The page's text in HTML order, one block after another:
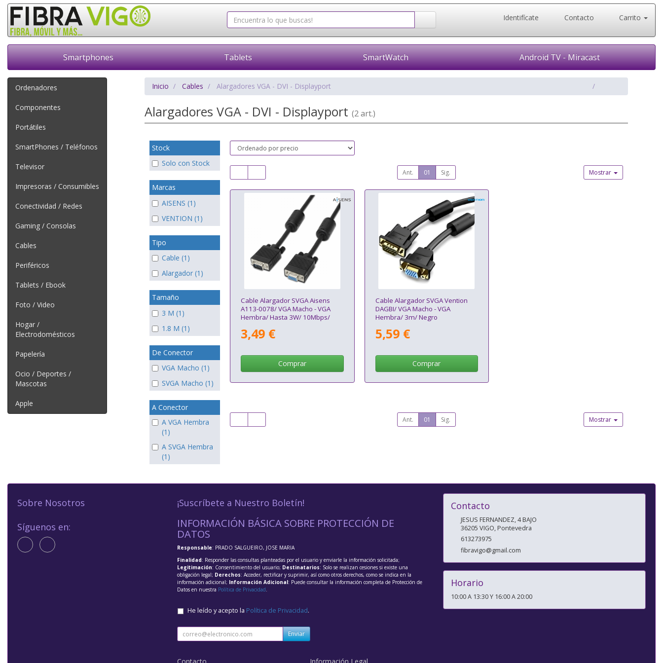
Identifícate Contacto Carrito
Smartphones Tablets SmartWatch Android TV - Miracast
Ordenadores
Componentes
Portátiles
SmartPhones / Teléfonos
Televisor
Impresoras / Consumibles
Conectividad / Redes
Gaming / Consolas
Cables
Periféricos
Tablets / Ebook
Foto / Video
Hogar /
Electrodomésticos
Papelería
Ocio / Deportes /
Mascotas
Apple
Inicio Cables Alargadores VGA - DVI - Displayport
Alargadores VGA - DVI - Displayport (2 art.)
Stock
Solo con Stock
Marcas
AISENS (1)
VENTION (1)
Tipo
Cable (1)
Alargador (1)
Tamaño
3 M (1)
1.8 M (1)
De Conector
VGA Macho (1)
SVGA Macho (1)
A Conector
A VGA Hembra
(1)
A SVGA Hembra
(1)
Ant. 01 Sig. Mostrar
Cable Alargador SVGA Aisens
A113-0078/ VGA Macho - VGA
Hembra/ Hasta 3W/ 10Mbps/
3,49 €
Comprar
Cable Alargador SVGA Vention
DAGBI/ VGA Macho - VGA
Hembra/ 3m/ Negro
5,59 €
Comprar
Ant. 01 Sig. Mostrar
Sobre Nosotros
Síguenos en:
¡Suscríbete a Nuestro Boletín!
INFORMACIÓN BÁSICA SOBRE PROTECCIÓN DE
DATOS
Responsable: PRADO SALGUEIRO, JOSE MARIA
Finalidad: Responder las consultas planteadas por el usuario y enviarle la información solicitada;
Legitimación: Consentimiento del usuario; Destinatarios: Solo se realizan cesiones si existe una
obligación legal; Derechos: Acceder, rectificar y suprimir, así como otros derechos, como se indica en la
información adicional; Información Adicional: Puede consultar la información completa de Protección de
Datos en nuestra Política de Privacidad.
He leído y acepto la Política de Privacidad.
Enviar
Contacto
JESUS FERNANDEZ, 4 BAJO
36205 VIGO,Pontevedra
613273975
fibravigo@gmail.com
Horario
10:00 A 13:30 Y 16:00 A 20:00